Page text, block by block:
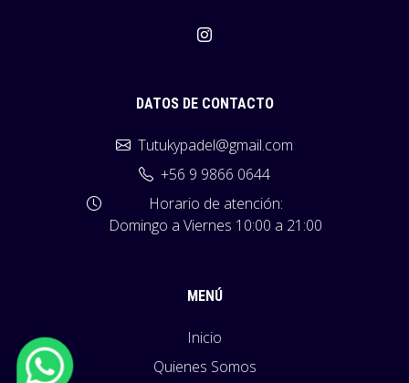
DATOS DE CONTACTO
Tutukypadel@gmail.com
+56 9 9866 0644
Horario de atención:
Domingo a Viernes 10:00 a 21:00
MENÚ
Inicio
Quienes Somos